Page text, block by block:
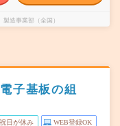
造事業部（全国）
子基板の組
日が休み WEB登録OK